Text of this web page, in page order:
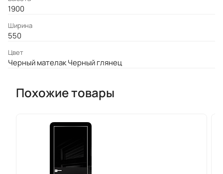
1900
Ширина
550
Цвет
Черный мателак Черный глянец
Похожие товары